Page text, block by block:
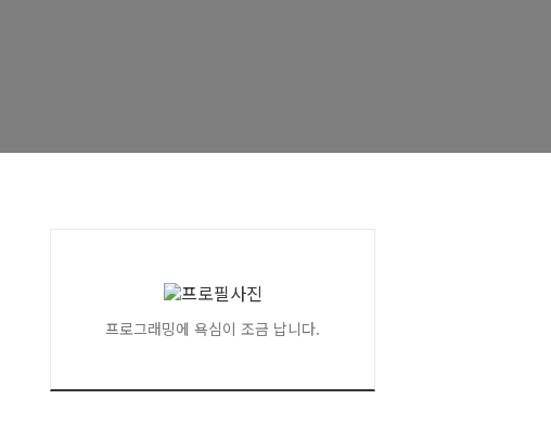
프로그래밍에 욕심이 조금 납니다.